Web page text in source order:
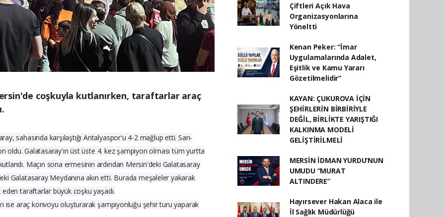
coşkuyla kutlanırken, taraftarlar araç
sahasında karşılaştığı Antalyaspor'u 4-2 mağlup etti. Sarı-
oldu. Galatasaray'ın üst üste 4. kez şampiyon olması tüm yurtta
Maçın sona ermesinin ardından Mersin'deki Galatasaray
Galatasaray Meydanına akın etti. Burada meşaleler yakarak
taraftarlar büyük coşku yaşadı.
ise araç konvoyu oluşturarak şampiyonluğu şehir turu yaparak
Çiftleri Açık Hava
Organizasyonlarına
Yöneltti
Kenan Peker: “İmar
Uygulamalarında Adalet,
Eşitlik ve Kamu Yararı
Gözetilmelidir”
KAYAN: ÇUKUROVA İÇİN
ŞEHİRLERİN BİRBİRİYLE
DEĞİL, BİRLİKTE YARIŞTIĞI
KALKINMA MODELİ
GELİŞTİRİLMELİ
MERSİN İDMAN YURDU’NUN
UMUDU “MURAT
ALTINDERE”
Hayırsever Hakan Alaca ile
İl Sağlık Müdürlüğü